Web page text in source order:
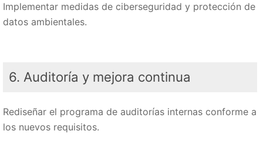
Implementar medidas de ciberseguridad y protección de
datos ambientales.
6. Auditoría y mejora continua
Rediseñar el programa de auditorías internas conforme a
los nuevos requisitos.